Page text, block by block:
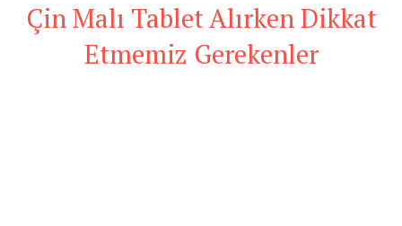
Çin Malı Tablet Alırken Dikkat
Etmemiz Gerekenler